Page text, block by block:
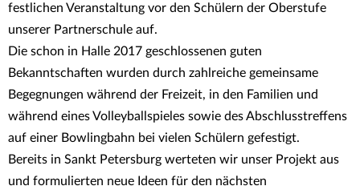
festlichen Veranstaltung vor den Schülern der Oberstufe
unserer Partnerschule auf.
Die schon in Halle 2017 geschlossenen guten
Bekanntschaften wurden durch zahlreiche gemeinsame
Begegnungen während der Freizeit, in den Familien und
während eines Volleyballspieles sowie des Abschlusstreffens
auf einer Bowlingbahn bei vielen Schülern gefestigt.
Bereits in Sankt Petersburg werteten wir unser Projekt aus
und formulierten neue Ideen für den nächsten